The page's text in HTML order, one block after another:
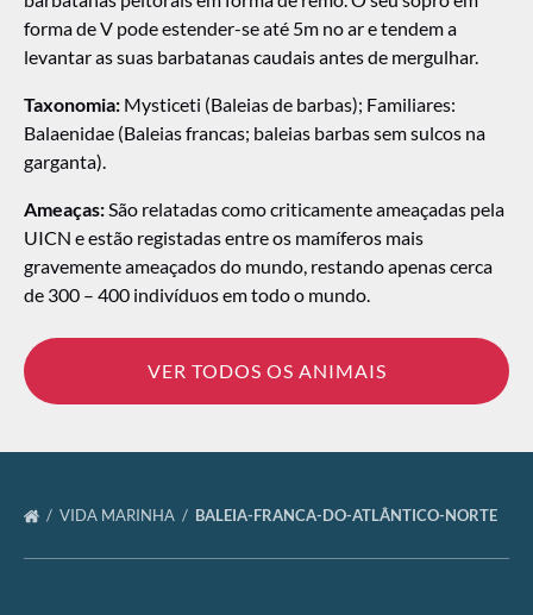
forma de V pode estender-se até 5m no ar e tendem a
levantar as suas barbatanas caudais antes de mergulhar.
Taxonomia: Mysticeti (Baleias de barbas); Familiares:
Balaenidae (Baleias francas; baleias barbas sem sulcos na
garganta).
Ameaças:São relatadas como criticamente ameaçadas pela
UICN e estão registadas entre os mamíferos mais
gravemente ameaçados do mundo, restando apenas cerca
de 300 – 400 indivíduos em todo o mundo.
VER TODOS OS ANIMAIS
VIDA MARINHA BALEIA-FRANCA-DO-ATLÂNTICO-NORTE